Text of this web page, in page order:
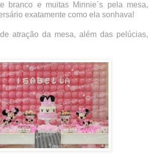
branco e muitas Minnie´s pela mesa,
exatamente como ela sonhava!
atração da mesa, além das pelúcias,